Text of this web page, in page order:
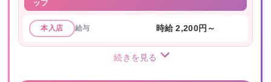
ッフ
本入店 給与 時給 2,200円～
続きを見る